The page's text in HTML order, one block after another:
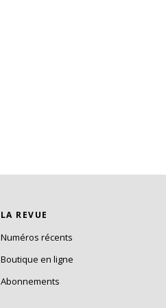
LA REVUE
Numéros récents
Boutique en ligne
Abonnements